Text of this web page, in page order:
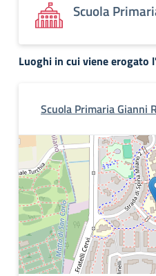
Scuola
Luoghi in cui viene erogato
Scuola Primaria Gianni